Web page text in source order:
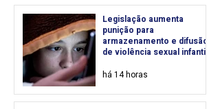
Legislação aumenta
punição para
armazenamento e difusão
de violência sexual infantil
há 14 horas